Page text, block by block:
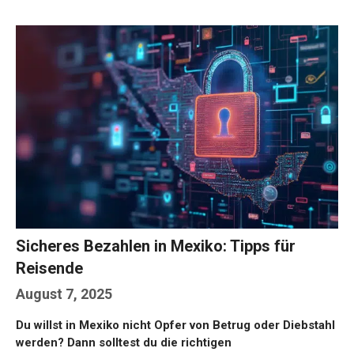
August 7, 2025
Sicheres Bezahlen in Mexiko: Tipps für
Reisende
Du willst in Mexiko nicht Opfer von Betrug oder Diebstahl
werden? Dann solltest du die richtigen